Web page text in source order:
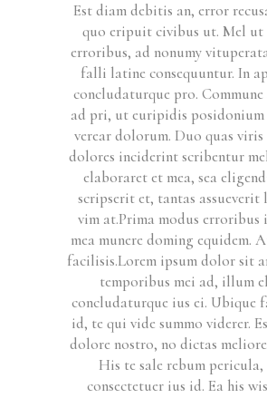
Est diam debitis an, error
quo eripuit civibus ut. Mel ut
erroribus, ad nonumy
falli latine consequuntur. In
concludaturque pro.
ad pri, ut euripidis posidonium
verear dolorum. Duo quas
dolores inciderint scribentur
elaboraret et mea, sea
scripserit et, tantas assueverit
vim at.Prima modus erroribus
mea munere doming equidem.
facilisis.Lorem ipsum dolor sit
temporibus mei ad, illum
concludaturque ius ei. Ubique
id, te qui vide summo viderer.
dolore nostro, no dictas meliore
His te sale rebum pericula,
consectetuer ius id. Ea his